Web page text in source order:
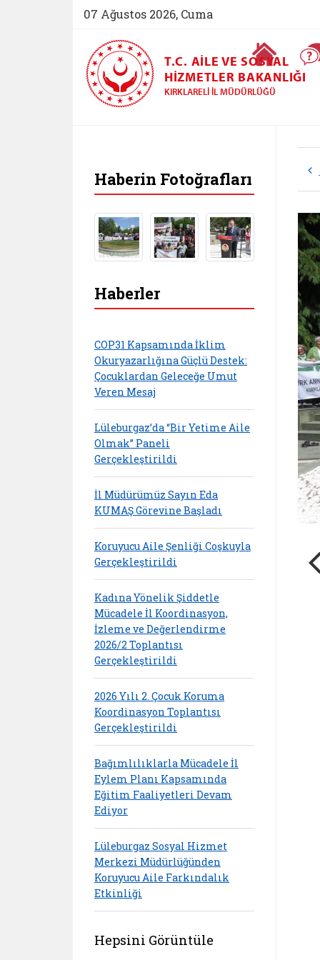
07 Ağustos 2026, Cuma
Ana Sayfa
T.C. AILE VE SOSYAL
HIZMETLER BAKANLIĞI
KIRKLARELI İL MÜDÜRLÜĞÜ
Haberin Fotoğrafları
Haberler
COP31 Kapsamında İklim
Okuryazarlığına Güçlü Destek:
Çocuklardan Geleceğe Umut
Veren Mesaj
Lüleburgaz’da “Bir Yetime Aile
Olmak” Paneli
Gerçekleştirildi
İl Müdürümüz Sayın Eda
KUMAŞ Görevine Başladı
Koruyucu Aile Şenliği Coşkuyla
Gerçekleştirildi
Kadına Yönelik Şiddetle
Mücadele İl Koordinasyon,
İzleme ve Değerlendirme
2026/2 Toplantısı
Gerçekleştirildi
2026 Yılı 2. Çocuk Koruma
Koordinasyon Toplantısı
Gerçekleştirildi
Bağımlılıklarla Mücadele İl
Eylem Planı Kapsamında
Eğitim Faaliyetleri Devam
Ediyor
Lüleburgaz Sosyal Hizmet
Merkezi Müdürlüğünden
Koruyucu Aile Farkındalık
Etkinliği
Hepsini Görüntüle